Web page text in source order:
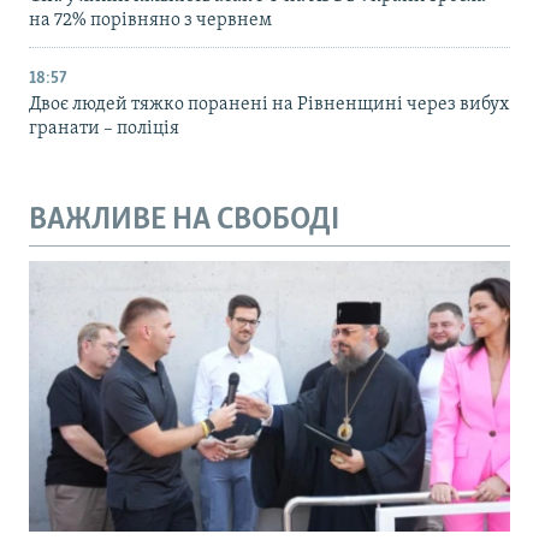
на 72% порівняно з червнем
18:57
Двоє людей тяжко поранені на Рівненщині через вибух
гранати – поліція
ВАЖЛИВЕ НА СВОБОДІ